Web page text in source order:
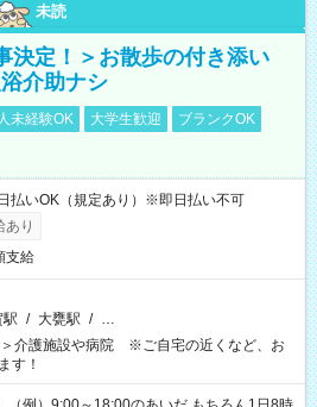
未読
決定！＞お散歩の付き添い
介助ナシ
未経験OK 大学生歓迎
ブランクOK
いOK（規定あり）※即日払い不可
あり
支給
駅 / 大甕駅 / …
＞介護施設や病院 ※ご自宅の近くなど、お
す！